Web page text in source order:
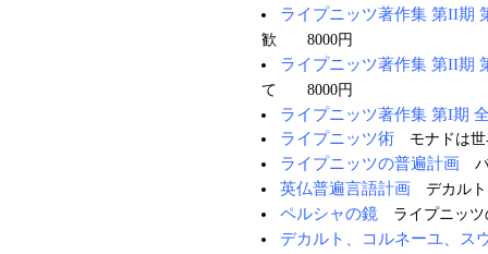
ライプニッツ著作集 第II期
歓 8000円
ライプニッツ著作集 第II期
て 8000円
ライプニッツ著作集 第I期
ライプニッツ術 モナドは
ライプニッツの普遍計画 バ
英仏普遍言語計画 デカル
ペルシャの鏡 ライプニッ
デカルト、コルネーユ、ス